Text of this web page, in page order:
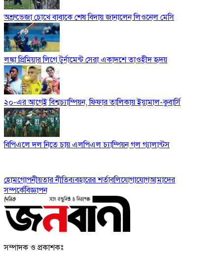
অশ্রুভেজা চোখে বাবাকে শেষ বিদায় জানালেন লিওনেল মেসি
লঙ্কা প্রিমিয়ার লিগে টুর্নামেন্ট সেরা একাদশে তাওহীদ হৃদয়
২০-এর আগেই বিশ্বচ্যাম্পিয়ন, ফিফার তালিকায় ইয়ামাল-কুবার্সি
বিপিএলে দল নিতে চায় এলপিএল চ্যাম্পিয়ন গল গ্যালান্টস
হোমগোপনীয়তার নীতিব্যবহারের শর্তাবলিযোগাযোগআমাদের
সম্পর্কেবিজ্ঞাপন
সম্পাদক ও প্রকাশকঃ